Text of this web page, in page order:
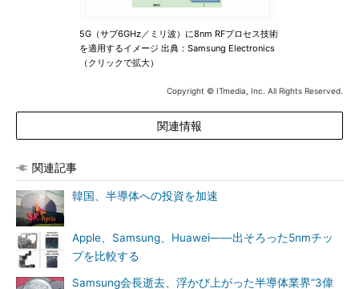
5G（サブ6GHz／ミリ波）に8nm RFプロセス技術
を適用するイメージ 出典：Samsung Electronics
（クリックで拡大）
Copyright © ITmedia, Inc. All Rights Reserved.
関連情報
関連記事
韓国、半導体への投資を加速
Apple、Samsung、Huawei――出そろった5nmチッ
プを比較する
Samsung会長逝去、浮かび上がった半導体業界“3偉